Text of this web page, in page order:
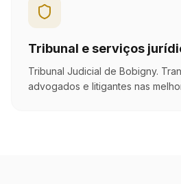
Tribunal e serviços
Tribunal Judicial de Bobigny.
advogados e litigantes nas